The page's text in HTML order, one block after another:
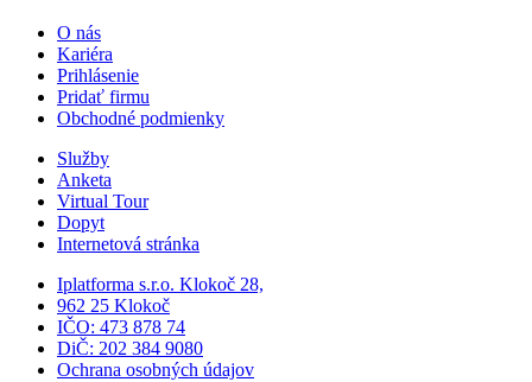
O nás
Kariéra
Prihlásenie
Pridať firmu
Obchodné podmienky
Služby
Anketa
Virtual Tour
Dopyt
Internetová stránka
Iplatforma s.r.o. Klokoč 28,
962 25 Klokoč
IČO: 473 878 74
DiČ: 202 384 9080
Ochrana osobných údajov